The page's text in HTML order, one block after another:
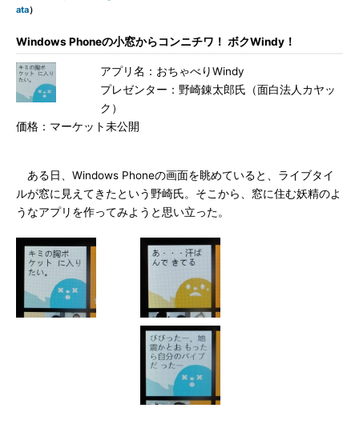
ata）
Windows Phoneの小窓からコンニチワ！ ボクWindy！
アプリ名：おちゃべりWindy
プレゼンター：野崎錬太郎氏（面白法人カヤッ
ク）
価格：マーケット未公開
ある日、Windows Phoneの画面を眺めていると、ライブタイ
ルが窓に見えてきたという野崎氏。そこから、窓に住む妖精のよ
うなアプリを作ってみようと思い立った。